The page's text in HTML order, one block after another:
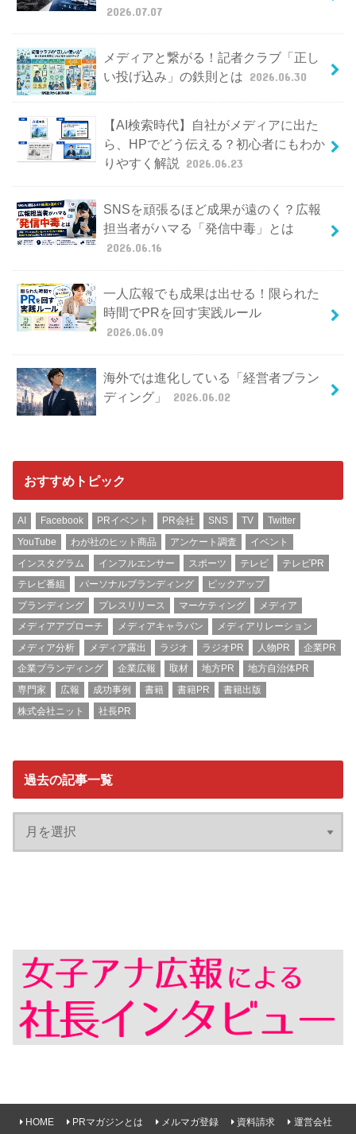
2026.07.07
メディアと繋がる！記者クラブ「正し
い投げ込み」の鉄則とは 2026.06.30
【AI検索時代】自社がメディアに出た
ら、HPでどう伝える？初心者にもわか
りやすく解説
2026.06.23
SNSを頑張るほど成果が遠のく？広報
担当者がハマる「発信中毒」とは
2026.06.16
一人広報でも成果は出せる！限られた
時間でPRを回す実践ルール
2026.06.09
海外では進化している「経営者ブラン
ディング」
2026.06.02
おすすめトピック
AI Facebook PRイベント PR会社 SNS TV
Twitter
YouTube
わが社のヒット商品 アンケート調査
イベント
インスタグラム
インフルエンサー スポーツ テレビ
テレビPR
テレビ番組
パーソナルブランディング
ピックアップ
ブランディング
プレスリリース マーケティング
メディア
メディアアプローチ
メディアキャラバン
メディアリレーション
メディア分析
メディア露出 ラジオ ラジオPR 人物PR
企業PR
企業ブランディング
企業広報 取材 地方PR
地方自治体PR
専門家
広報 成功事例 書籍 書籍PR
書籍出版
株式会社ニット
社長PR
過去の記事一覧
HOME PRマガジンとは メルマガ登録 資料請求 運営会社